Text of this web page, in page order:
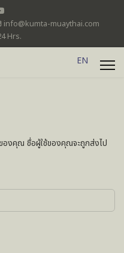
info@kumta-muaythai.com
Hrs.
EN
องคุณ ชื่อผู้ใช้ของคุณจะถูกส่งไป